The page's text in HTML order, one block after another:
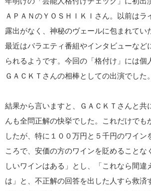
ＡＰＡＮのＹＯＳＨＩＫＩさん。以前はラ
露出がなく、神秘のヴェールに包まれてい
最近はバラエティ番組やインタビューなど
られるようです。今回の「格付け」には個
ＧＡＣＫＴさんの相棒としての出演でした。
結果から言いますと、ＧＡＣＫＴさんと共
んも全問正解の快挙でした。これだけでも
したが、特に１００万円と５千円のワイン
ころで、安価の方のワインを貶めることな
しいワインはある」とし、「これなら間違
は」と、不正解の回答を出した人すら救済